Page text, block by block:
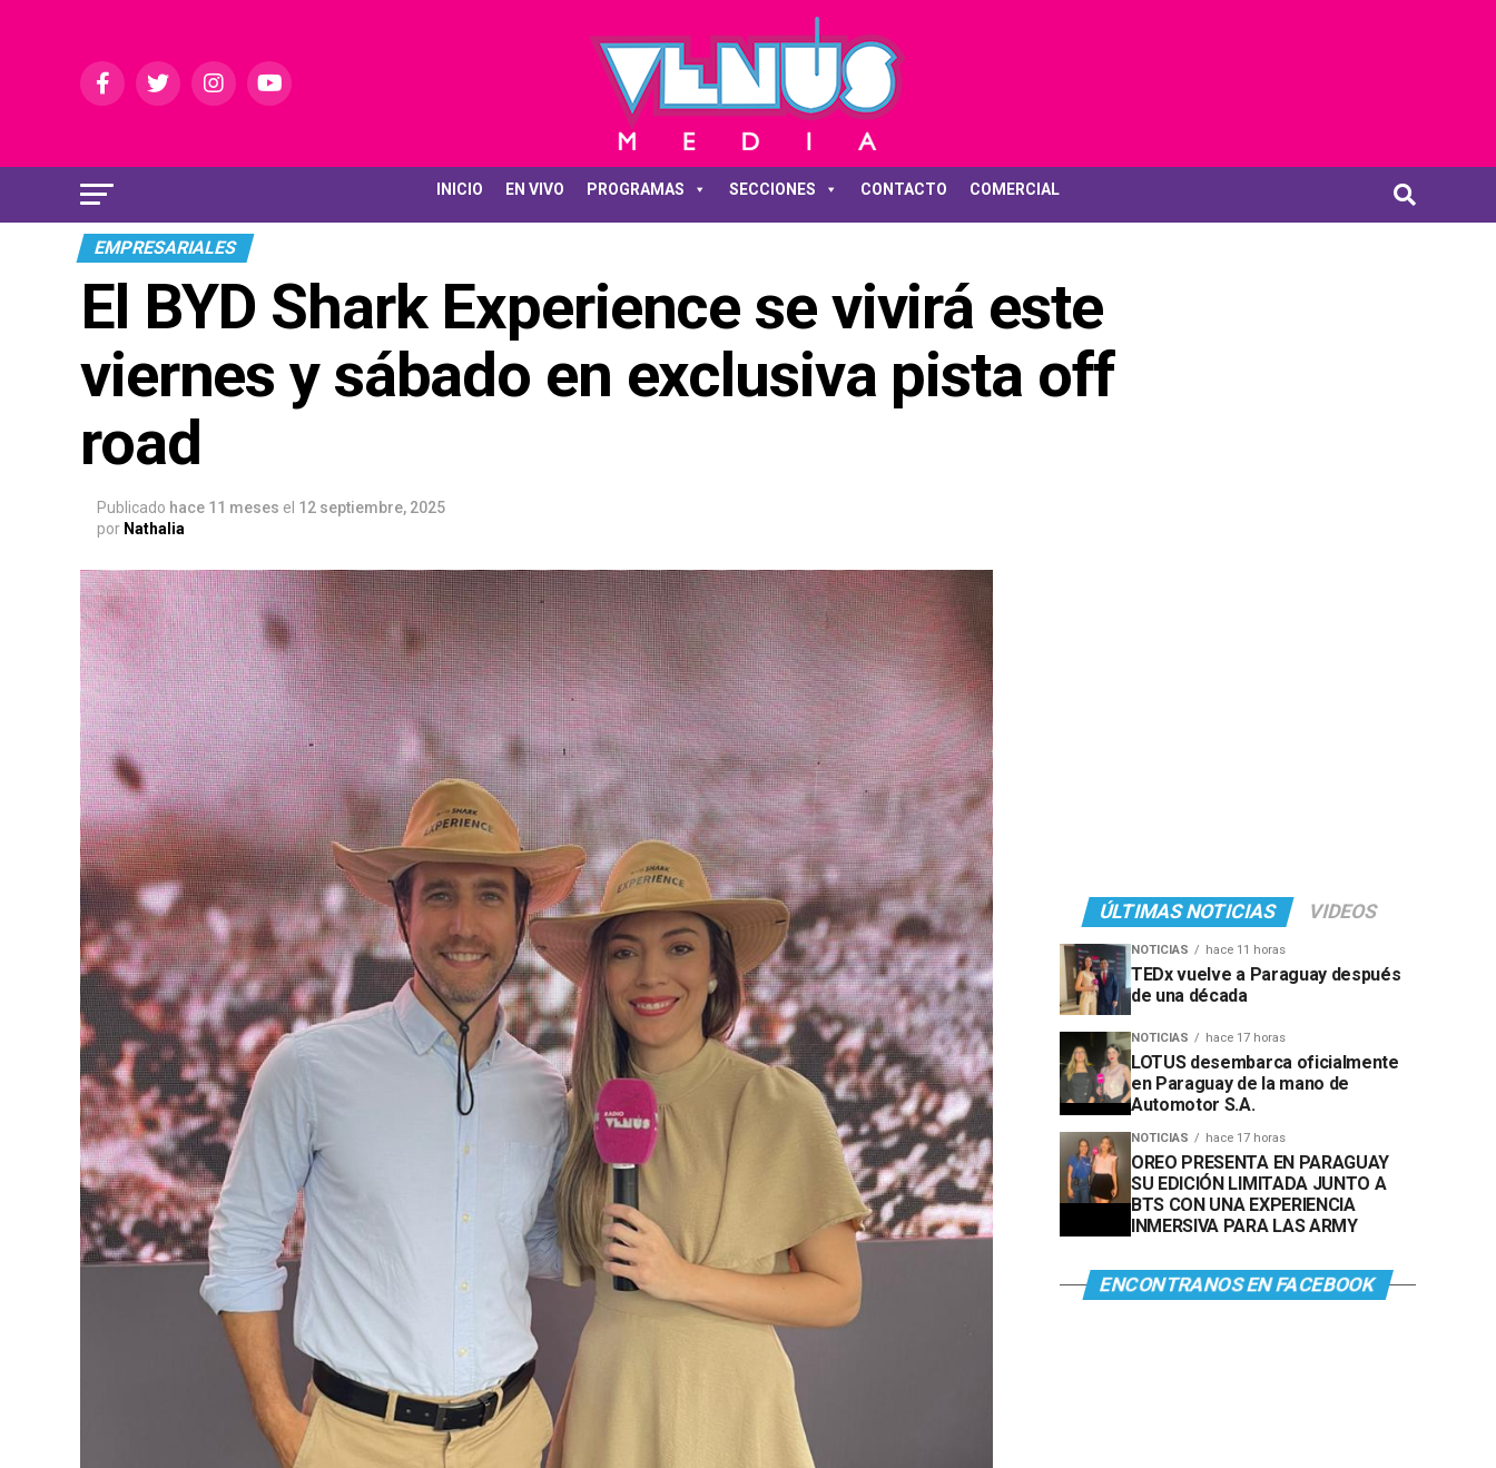
INICIO EN VIVO PROGRAMAS SECCIONES CONTACTO COMERCIAL
EMPRESARIALES
El BYD Shark Experience se vivirá este
viernes y sábado en exclusiva pista off
road
Publicado hace 11 meses el 12 septiembre, 2025
por Nathalia
ÚLTIMAS NOTICIAS VIDEOS
NOTICIAS hace 11 horas
TEDx vuelve a Paraguay después
de una década
NOTICIAS hace 17 horas
LOTUS desembarca oficialmente
en Paraguay de la mano de
Automotor S.A.
NOTICIAS hace 17 horas
OREO PRESENTA EN PARAGUAY
SU EDICIÓN LIMITADA JUNTO A
BTS CON UNA EXPERIENCIA
INMERSIVA PARA LAS ARMY
ENCONTRANOS EN FACEBOOK